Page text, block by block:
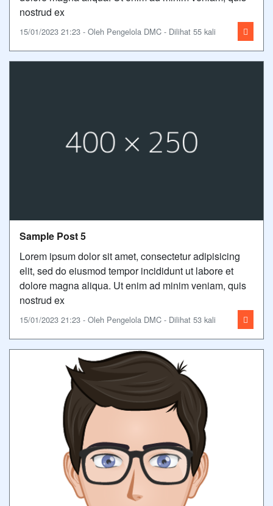
nostrud ex
15/01/2023 21:23 - Oleh Pengelola DMC - Dilihat 55 kali
Sample Post 5
Lorem ipsum dolor sit amet, consectetur adipisicing
elit, sed do eiusmod tempor incididunt ut labore et
dolore magna aliqua. Ut enim ad minim veniam, quis
nostrud ex
15/01/2023 21:23 - Oleh Pengelola DMC - Dilihat 53 kali